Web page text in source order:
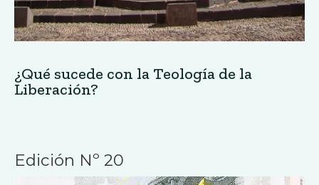
¿Qué sucede con la Teología de la
Liberación?
Edición Nº 20